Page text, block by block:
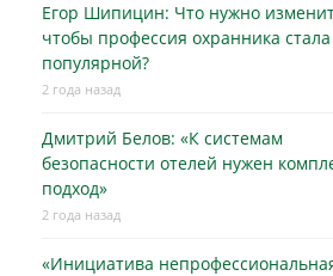
Егор Шипицин: Что нужно
чтобы профессия охранника стала
популярной?
2 года назад
Дмитрий Белов: «К системам
безопасности отелей нужен
подход»
2 года назад
«Инициатива